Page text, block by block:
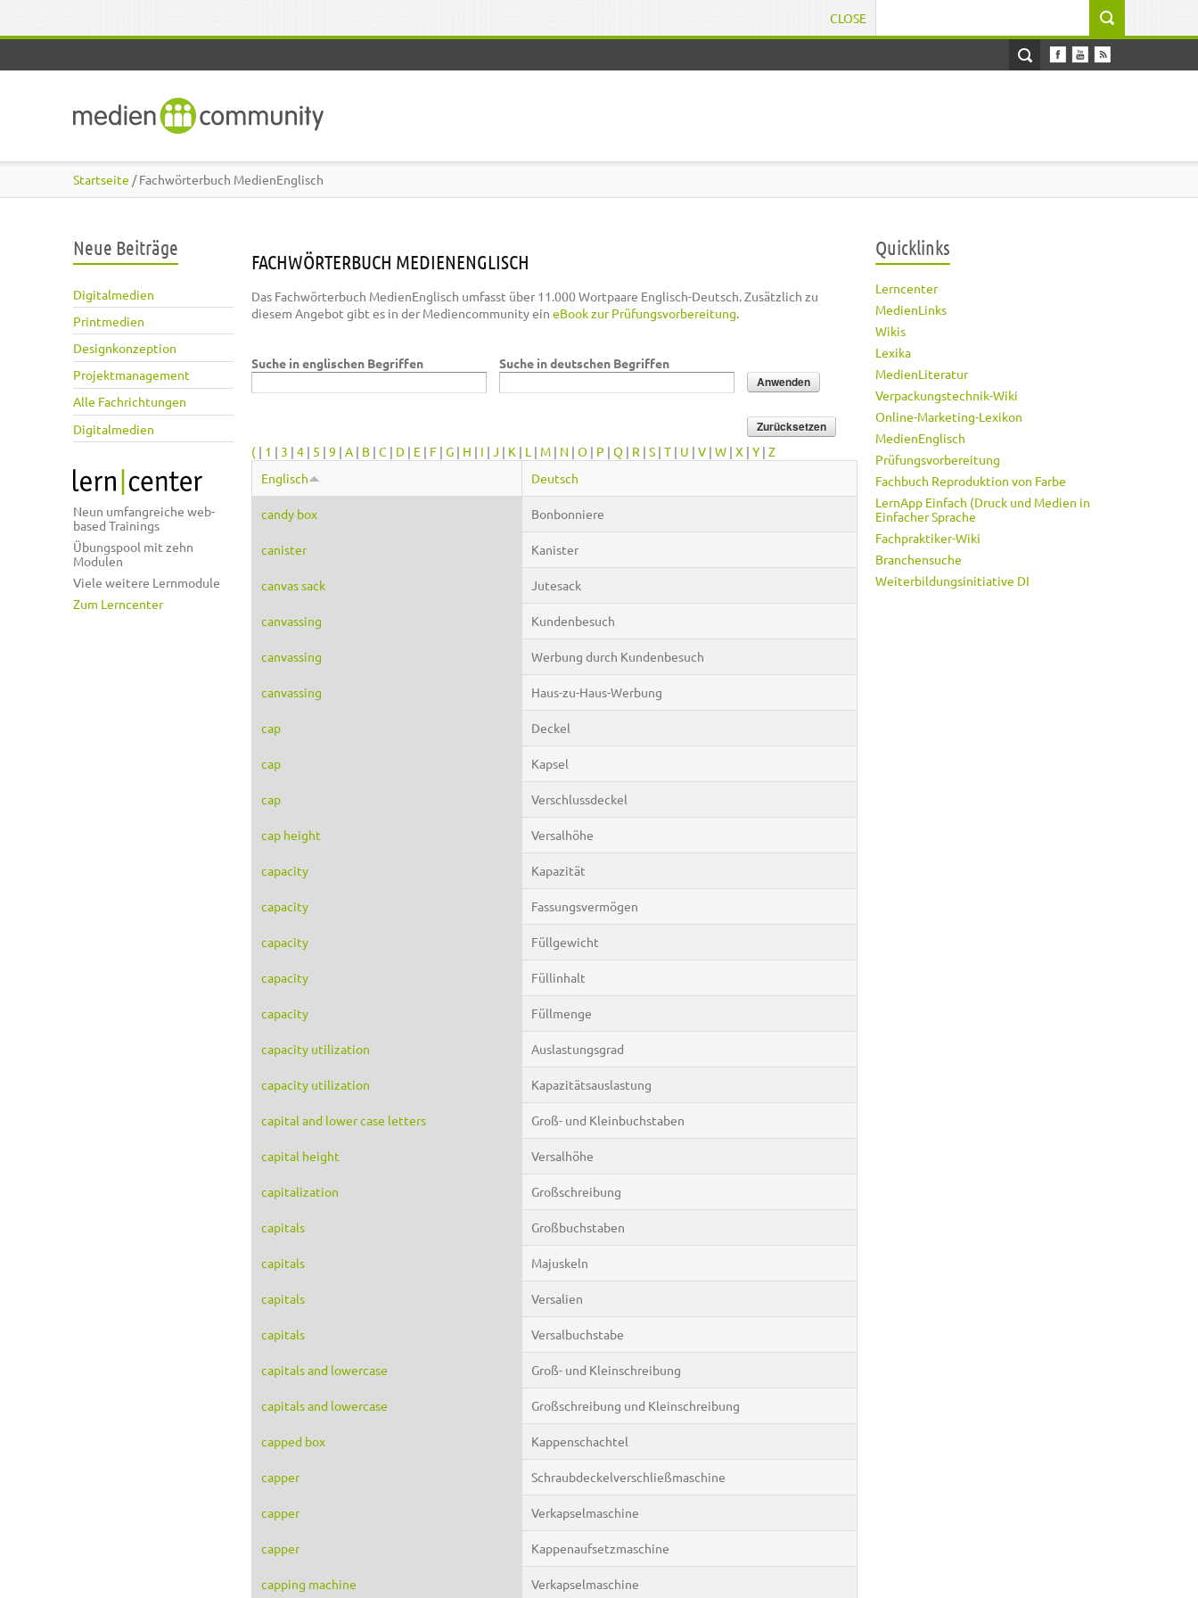
CLOSE
Startseite / Fachwörterbuch MedienEnglisch
Neue Beiträge
Digitalmedien
Printmedien
Designkonzeption
Projektmanagement
Alle Fachrichtungen
Digitalmedien
Neun umfangreiche web-
based Trainings
Übungspool mit zehn
Modulen
Viele weitere Lernmodule
Zum Lerncenter
FACHWÖRTERBUCH MEDIENENGLISCH
Das Fachwörterbuch MedienEnglisch umfasst über 11.000 Wortpaare Englisch-Deutsch. Zusätzlich zu
diesem Angebot gibt es in der Mediencommunity ein eBook zur Prüfungsvorbereitung.
Suche in englischen Begriffen Suche in deutschen Begriffen
( | 1 | 3 | 4 | 5 | 9 | A | B | C | D | E | F | G | H | I | J | K | L | M | N | O | P | Q | R | S | T | U | V | W | X | Y | Z
Englisch
Deutsch
candy box Bonbonniere
canister Kanister
canvas sack Jutesack
canvassing Kundenbesuch
canvassing Werbung durch Kundenbesuch
canvassing Haus-zu-Haus-Werbung
cap Deckel
cap Kapsel
cap Verschlussdeckel
cap height Versalhöhe
capacity Kapazität
capacity Fassungsvermögen
capacity Füllgewicht
capacity Füllinhalt
capacity Füllmenge
capacity utilization Auslastungsgrad
capacity utilization Kapazitätsauslastung
capital and lower case letters Groß- und Kleinbuchstaben
capital height Versalhöhe
capitalization Großschreibung
capitals Großbuchstaben
capitals Majuskeln
capitals Versalien
capitals Versalbuchstabe
capitals and lowercase Groß- und Kleinschreibung
capitals and lowercase Großschreibung und Kleinschreibung
capped box Kappenschachtel
capper Schraubdeckelverschließmaschine
capper Verkapselmaschine
capper Kappenaufsetzmaschine
capping machine Verkapselmaschine
Quicklinks
Lerncenter
MedienLinks
Wikis
Lexika
MedienLiteratur
Verpackungstechnik-Wiki
Online-Marketing-Lexikon
MedienEnglisch
Prüfungsvorbereitung
Fachbuch Reproduktion von Farbe
LernApp Einfach (Druck und Medien in
Einfacher Sprache
Fachpraktiker-Wiki
Branchensuche
Weiterbildungsinitiative DI